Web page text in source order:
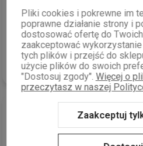
Komentarz
Bardzo się cieszymy, że
ogromna radość wiedzieć, że
radość i spełniają oczekiwania.
potrzebowała kolejnych
w tym tygodniu
0 0
5
Przesyłka dobrze zapakowana,
Pliki cookies i pokrewne im
poprawne działanie strony i
dostosować ofertę do
zaakceptować
tych plików i przejść do
użycie plików do swoich
"Dostosuj zgody". Więcej o
przeczytasz w naszej
Zaakceptuj